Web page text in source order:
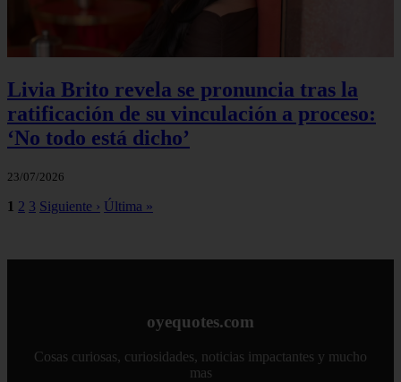
Livia Brito revela se pronuncia tras la
ratificación de su vinculación a proceso:
‘No todo está dicho’
23/07/2026
1 2 3 Siguiente › Última »
oyequotes.com
Cosas curiosas, curiosidades, noticias impactantes y mucho
mas